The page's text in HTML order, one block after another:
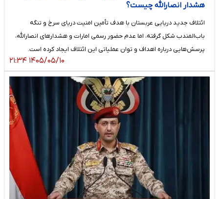
هشدار انصارالله چیست؟
ائتلاف جدید دریایی عربستان با هدف تأمین امنیت دریای سرخ و تنگه
باب‌المندب شکل گرفته، اما عدم حضور رسمی امارات و هشدارهای انصارالله،
پرسش‌هایی درباره اهداف و توان عملیاتی این ائتلاف ایجاد کرده است.
۱۴۰۵/۰۵/۱۰ ۲۱:۳۴